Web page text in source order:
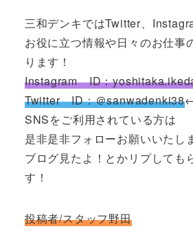
三和デンキではTwitter、
お役に立つ情報や日々のお仕事
ります！
Instagram ID：
Twitter ID：＠sanwadenki38
SNSをご利用されている方は
是非是非フォローお願いいたし
ブログ見たよ！とかリプしても
す！
投稿者/スタッフ野田